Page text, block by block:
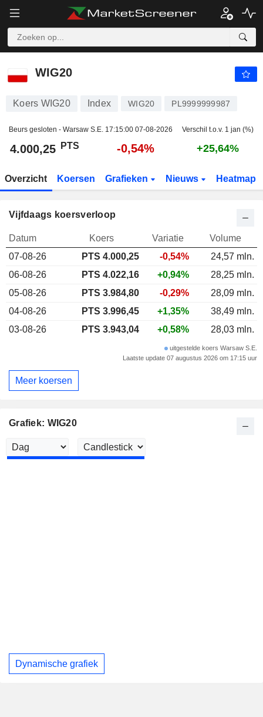
WIG20
WIG20
Koers WIG20 Index WIG20 PL9999999987
Beurs gesloten - Warsaw S.E. 17:15:00 07-08-2026 Verschil t.o.v. 1 jan (%)
4.000,25 PTS -0,54% +25,64%
Overzicht Koersen Grafieken Nieuws Heatmap
Grafiek: WIG20
Dynamische grafiek
Vijfdaags koersverloop
Datum Koers Variatie
Volume
07-08-26
PTS 4.000,25 -0,54%
24,57 mln.
06-08-26
PTS 4.022,16 +0,94%
28,25 mln.
05-08-26
PTS 3.984,80 -0,29%
28,09 mln.
04-08-26
PTS 3.996,45 +1,35%
38,49 mln.
03-08-26
PTS 3.943,04 +0,58% 28,03 mln.
uitgestelde koers Warsaw S.E.
Laatste update 07 augustus 2026 om 17:15 uur
Meer koersen